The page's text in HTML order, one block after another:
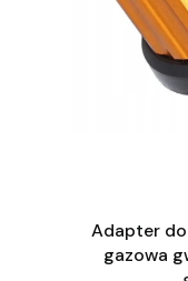
Adapter
gazowa